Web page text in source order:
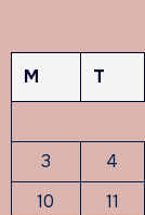
M T
3
4
10
11